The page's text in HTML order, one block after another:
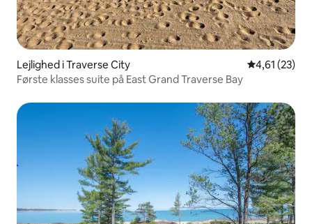
Lejlighed i Traverse City 4,61 ud af 5
4,61 (23)
Første klasses suite på East Grand Traverse Bay